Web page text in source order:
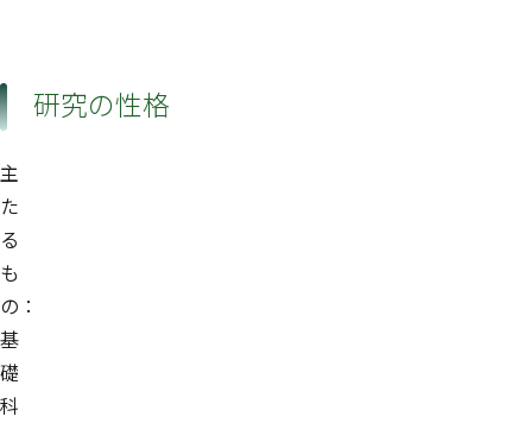
研究の性格
主
た
る
も
の：
基
礎
科